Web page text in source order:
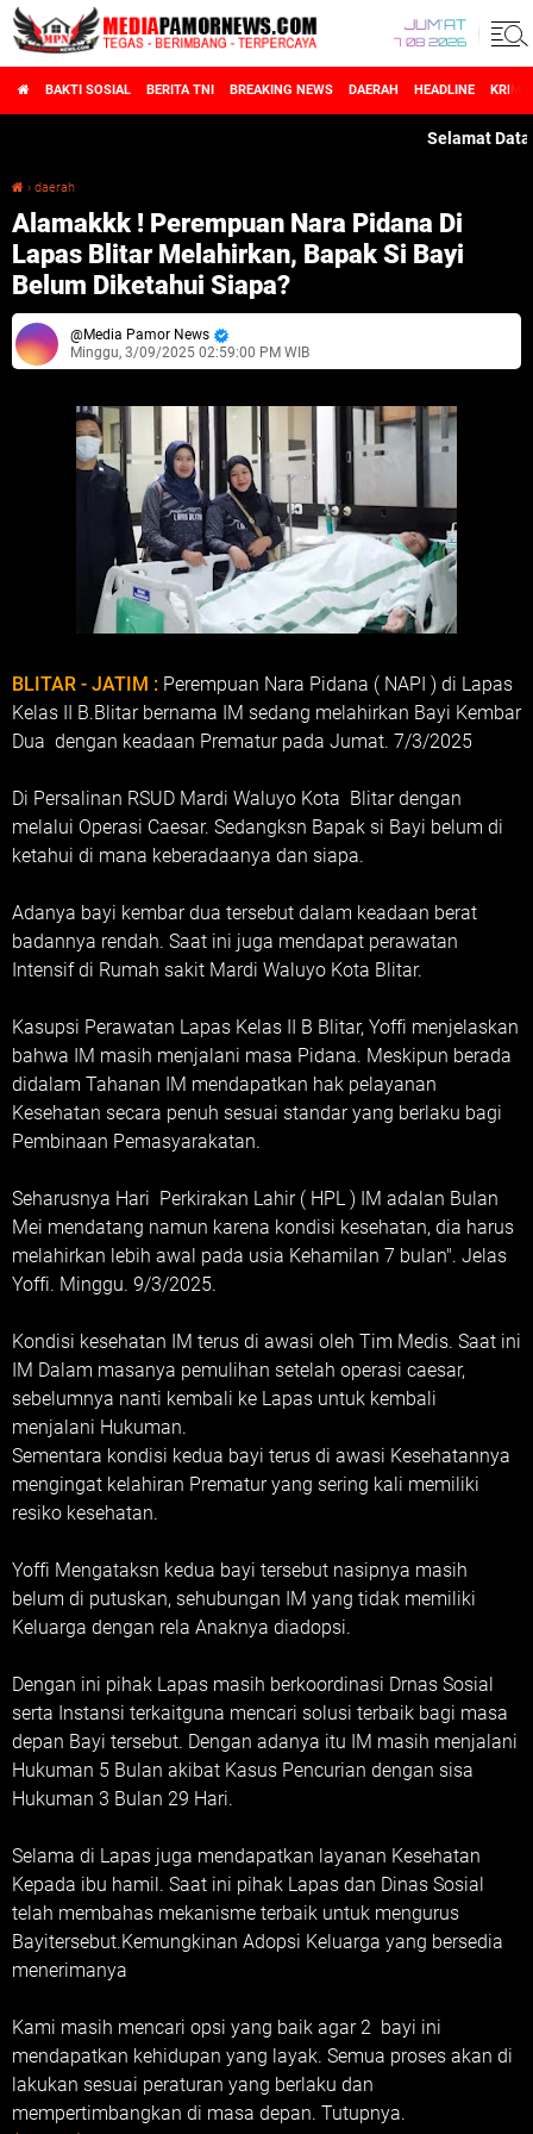
JUM'AT
7 08 2026
BAKTI SOSIAL BERITA TNI BREAKING NEWS DAERAH HEADLINE
Selamat Datang
› daerah
Alamakkk ! Perempuan Nara Pidana Di
Lapas Blitar Melahirkan, Bapak Si Bayi
Belum Diketahui Siapa?
Media Pamor News
Minggu, 3/09/2025 02:59:00 PM WIB
BLITAR - JATIM : Perempuan Nara Pidana ( NAPI ) di Lapas
Kelas II B.Blitar bernama IM sedang melahirkan Bayi Kembar
Dua dengan keadaan Prematur pada Jumat. 7/3/2025
Di Persalinan RSUD Mardi Waluyo Kota Blitar dengan
melalui Operasi Caesar. Sedangksn Bapak si Bayi belum di
ketahui di mana keberadaanya dan siapa.
Adanya bayi kembar dua tersebut dalam keadaan berat
badannya rendah. Saat ini juga mendapat perawatan
Intensif di Rumah sakit Mardi Waluyo Kota Blitar.
Kasupsi Perawatan Lapas Kelas II B Blitar, Yoffi menjelaskan
bahwa IM masih menjalani masa Pidana. Meskipun berada
didalam Tahanan IM mendapatkan hak pelayanan
Kesehatan secara penuh sesuai standar yang berlaku bagi
Pembinaan Pemasyarakatan.
Seharusnya Hari Perkirakan Lahir ( HPL ) IM adalan Bulan
Mei mendatang namun karena kondisi kesehatan, dia harus
melahirkan lebih awal pada usia Kehamilan 7 bulan". Jelas
Yoffi. Minggu. 9/3/2025.
Kondisi kesehatan IM terus di awasi oleh Tim Medis. Saat ini
IM Dalam masanya pemulihan setelah operasi caesar,
sebelumnya nanti kembali ke Lapas untuk kembali
menjalani Hukuman.
Sementara kondisi kedua bayi terus di awasi Kesehatannya
mengingat kelahiran Prematur yang sering kali memiliki
resiko kesehatan.
Yoffi Mengataksn kedua bayi tersebut nasipnya masih
belum di putuskan, sehubungan IM yang tidak memiliki
Keluarga dengan rela Anaknya diadopsi.
Dengan ini pihak Lapas masih berkoordinasi Drnas Sosial
serta Instansi terkaitguna mencari solusi terbaik bagi masa
depan Bayi tersebut. Dengan adanya itu IM masih menjalani
Hukuman 5 Bulan akibat Kasus Pencurian dengan sisa
Hukuman 3 Bulan 29 Hari.
Selama di Lapas juga mendapatkan layanan Kesehatan
Kepada ibu hamil. Saat ini pihak Lapas dan Dinas Sosial
telah membahas mekanisme terbaik untuk mengurus
Bayitersebut.Kemungkinan Adopsi Keluarga yang bersedia
menerimanya
Kami masih mencari opsi yang baik agar 2 bayi ini
mendapatkan kehidupan yang layak. Semua proses akan di
lakukan sesuai peraturan yang berlaku dan
mempertimbangkan di masa depan. Tutupnya.